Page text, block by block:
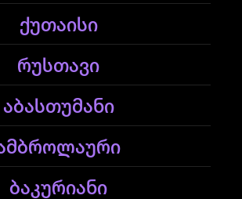
ქუთაისი
რუსთავი
აბასთუმანი
ბაკურიანი